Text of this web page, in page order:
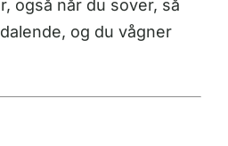
også når du sover, så
og du vågner